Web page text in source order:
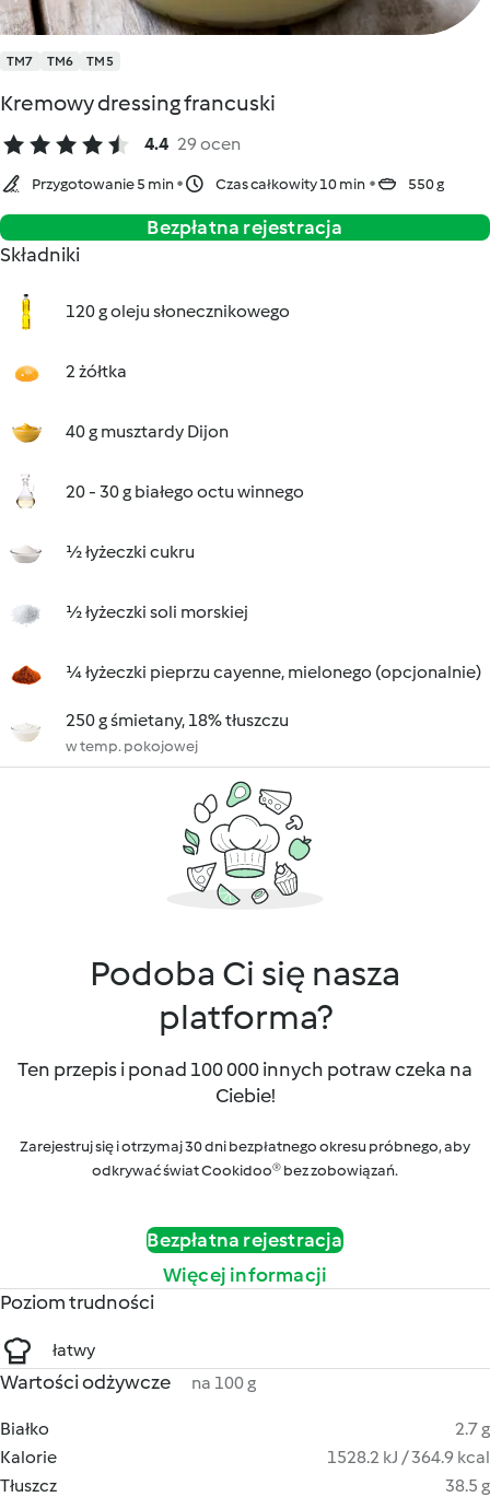
TM7 TM6 TM5
Kremowy dressing francuski
4.4 29 ocen
Przygotowanie 5 min Czas całkowity 10 min 550 g
Bezpłatna rejestracja
Składniki
120 g oleju słonecznikowego
2 żółtka
40 g musztardy Dijon
20 - 30 g białego octu winnego
½ łyżeczki cukru
½ łyżeczki soli morskiej
¼ łyżeczki pieprzu cayenne, mielonego (opcjonalnie)
250 g śmietany, 18% tłuszczu
w temp. pokojowej
Podoba Ci się nasza
platforma?
Ten przepis i ponad 100 000 innych potraw czeka na
Ciebie!
Zarejestruj się i otrzymaj 30 dni bezpłatnego okresu próbnego, aby
odkrywać świat Cookidoo® bez zobowiązań.
Bezpłatna rejestracja
Więcej informacji
Poziom trudności
łatwy
Wartości odżywcze na 100 g
Białko
2.7 g
Kalorie
1528.2 kJ / 364.9 kcal
Tłuszcz
38.5 g